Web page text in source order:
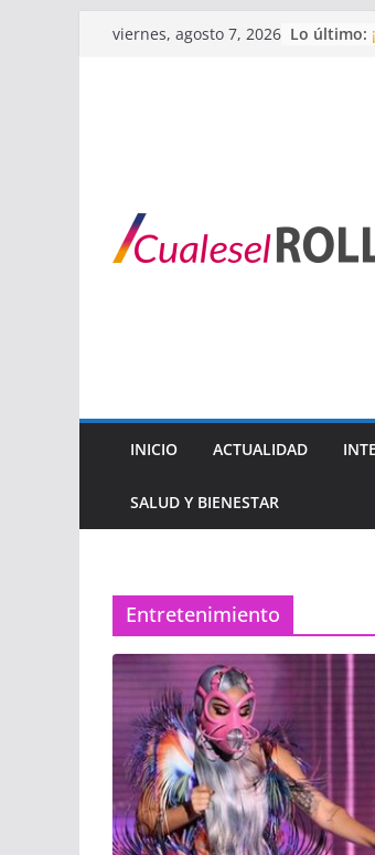
Saltarviernes, agosto 7, 2026 Lo último:
INICIO ACTUALIDAD
SALUD Y BIENESTAR
Entretenimiento